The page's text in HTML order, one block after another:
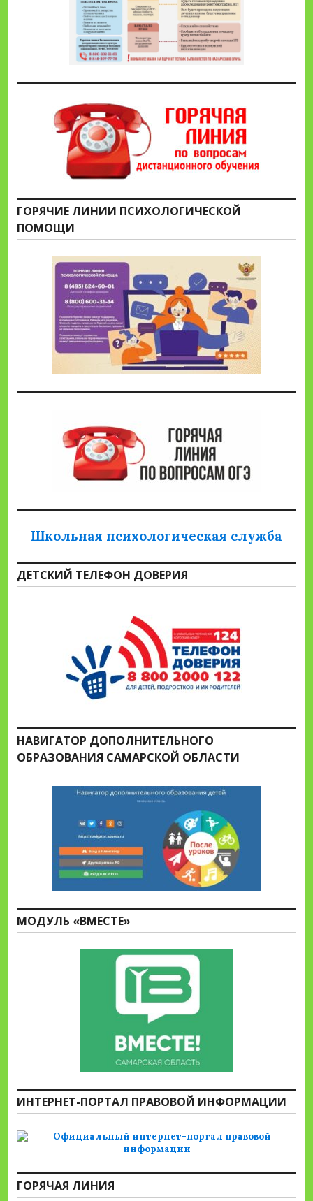
ГОРЯЧИЕ ЛИНИИ ПСИХОЛОГИЧЕСКОЙ
ПОМОЩИ
Школьная психологическая служба
ДЕТСКИЙ ТЕЛЕФОН ДОВЕРИЯ
НАВИГАТОР ДОПОЛНИТЕЛЬНОГО
ОБРАЗОВАНИЯ САМАРСКОЙ ОБЛАСТИ
МОДУЛЬ «ВМЕСТЕ»
ИНТЕРНЕТ-ПОРТАЛ ПРАВОВОЙ ИНФОРМАЦИИ
ГОРЯЧАЯ ЛИНИЯ